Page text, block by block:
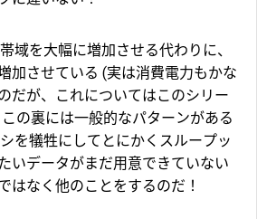
域を大幅に増加させる代わりに、
加させている (実は消費電力もかな
だが、これについてはこのシリー
の裏には一般的なパターンがある
を犠牲にしてとにかくスループッ
いデータがまだ用意できていない
はなく他のことをするのだ！